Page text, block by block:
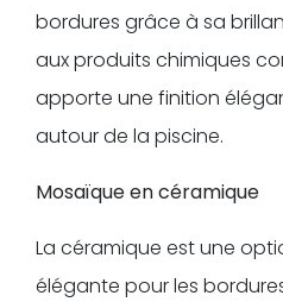
bordures grâce à sa
aux produits chimiques
apporte une finition
autour de la piscine.
Mosaïque en céramique
La céramique est une
élégante pour les